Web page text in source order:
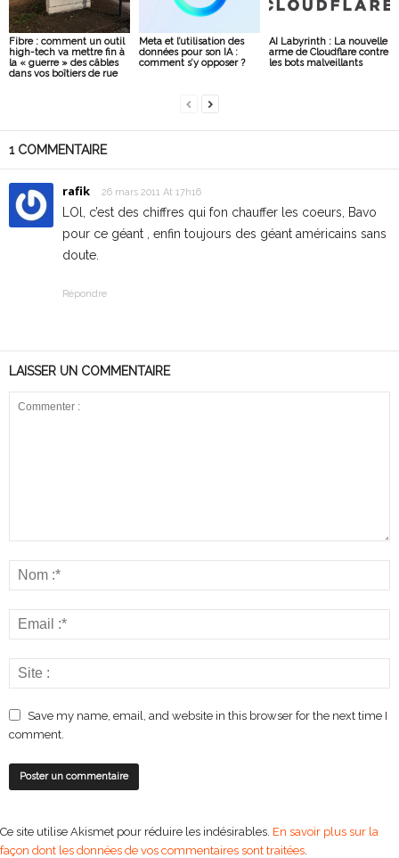
Fibre : comment un outil
high-tech va mettre fin à
la « guerre » des câbles
dans vos boîtiers de rue
Meta et l’utilisation des
données pour son IA :
comment s’y opposer ?
AI Labyrinth : La nouvelle
arme de Cloudflare contre
les bots malveillants
1 COMMENTAIRE
rafik 26 mars 2011 At 17h16
LOl, c’est des chiffres qui fon chauffer les coeurs, Bavo
pour ce géant , enfin toujours des géant américains sans
doute.
Répondre
LAISSER UN COMMENTAIRE
Save my name, email, and website in this browser for the next time I
comment.
Ce site utilise Akismet pour réduire les indésirables. En savoir plus sur la
façon dont les données de vos commentaires sont traitées